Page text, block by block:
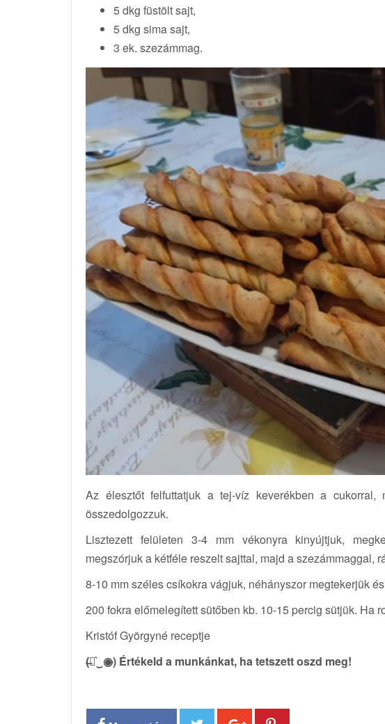
5 dkg füstölt sajt,
5 dkg sima sajt,
3 ek. szezámmag.
Az élesztőt felfuttatjuk a tej-víz keverékben a
összedolgozzuk.
Lisztezett felületen 3-4 mm vékonyra kinyújtjuk,
megszórjuk a kétféle reszelt sajttal, majd a szezámmaggal,
8-10 mm széles csíkokra vágjuk, néhányszor megtekerjük
200 fokra előmelegített sütőben kb. 10-15 percig sütjük. Ha
Kristóf Györgyné receptje
(̶◉͛‿◉̶) Értékeld a munkánkat, ha tetszett oszd meg!